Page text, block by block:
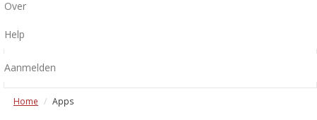
Over
Help
Aanmelden
Home Apps